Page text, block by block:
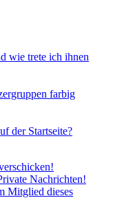
wie trete ich ihnen
farbig
der Startseite?
Nachrichten!
Mitglied dieses